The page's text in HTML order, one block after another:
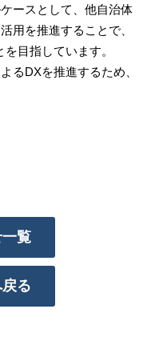
ースとして、他自治体
用を推進することで、
目指しています。
るDXを推進するため、
覧
戻る